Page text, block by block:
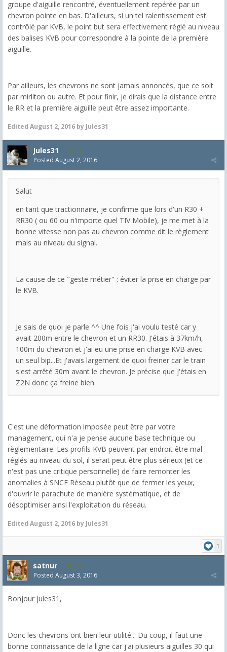
groupe d'aiguille rencontré, éventuellement repérée par un
chevron pointe en bas. D'ailleurs, si un tel ralentissement est
contrôlé par KVB, le point but sera effectivement réglé au niveau
des balises KVB pour correspondre à la pointe de la première
aiguille.
Par ailleurs, les chevrons ne sont jamais annoncés, que ce soit
par mirliton ou autre. Et pour finir, je dirais que la distance entre
le RR et la première aiguille peut être assez importante.
Edited August 2, 2016 by Jules31
Jules31 44
Posted August 2, 2016
Salut
en tant que tractionnaire, je confirme que lors d'un R30 +
RR30 ( ou 60 ou n'importe quel TIV Mobile), je me met à la
bonne vitesse non pas au chevron comme dit le règlement
mais au niveau du signal.
La cause de ce "geste métier" : éviter la prise en charge par
le KVB.
Je sais de quoi je parle ^^ Une fois j'ai voulu testé car y
avait 200m entre le chevron et un RR30. J'étais à 37km/h,
100m du chevron et j'ai eu une prise en charge KVB avec
un seul bip...Et j'avais largement de quoi freiner car le train
s'est arrêté 30m avant le chevron. Je précise que j'étais en
Z2N donc ça freine bien.
C'est une déformation imposée peut être par votre
management, qui n'a je pense aucune base technique ou
règlementaire. Les profils KVB peuvent par endroit être mal
réglés au niveau du sol, il serait peut être plus sérieux (et ce
n'est pas une critique personnelle) de faire remonter les
anomalies à SNCF Réseau plutôt que de fermer les yeux,
d'ouvrir le parachute de manière systématique, et de
désoptimiser ainsi l'exploitation du réseau.
Edited August 2, 2016 by Jules31
1
satnur 135
Posted August 3, 2016
Bonjour jules31,
Donc les chevrons ont bien leur utilité... Du coup, il faut une
bonne connaissance de la ligne car j'ai plusieurs aiguilles 30 qui